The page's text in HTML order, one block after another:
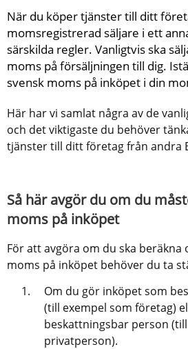
När du köper tjänster till ditt
momsregistrerad säljare i ett
särskilda regler. Vanligtvis ska
moms på försäljningen till dig.
svensk moms på inköpet i din
Här har vi samlat några av de
och det viktigaste du behöver
tjänster till ditt företag från andra
Så här avgör du om du
moms på inköpet
För att avgöra om du ska beräkna
moms på inköpet behöver du ta
Om du gör inköpet som
(till exempel som företag)
beskattningsbar person
privatperson).